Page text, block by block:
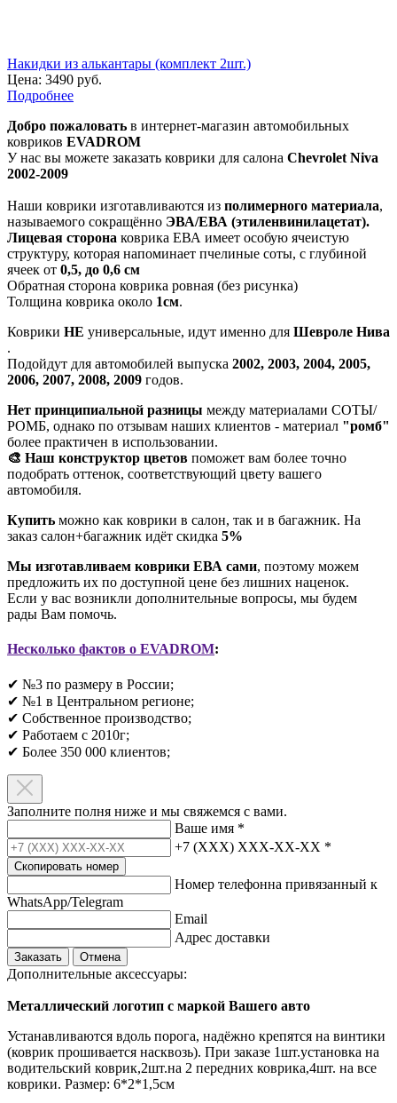
Накидки из алькантары (комплект 2шт.)
Цена: 3490 руб.
Подробнее
Добро пожаловать в интернет-магазин автомобильных
ковриков EVADROM
У нас вы можете заказать коврики для салона Chevrolet Niva
2002-2009
Наши коврики изготавливаются из полимерного материала,
называемого сокращённо ЭВА/ЕВА (этиленвинилацетат).
Лицевая сторона коврика ЕВА имеет особую ячеистую
структуру, которая напоминает пчелиные соты, с глубиной
ячеек от 0,5, до 0,6 см
Обратная сторона коврика ровная (без рисунка)
Толщина коврика около 1см.
Коврики НЕ универсальные, идут именно для Шевроле Нива
.
Подойдут для автомобилей выпуска 2002, 2003, 2004, 2005,
2006, 2007, 2008, 2009 годов.
Нет принципиальной разницы между материалами СОТЫ/
РОМБ, однако по отзывам наших клиентов - материал "ромб"
более практичен в использовании.
🎨 Наш конструктор цветов поможет вам более точно
подобрать оттенок, соответствующий цвету вашего
автомобиля.
Купить можно как коврики в салон, так и в багажник. На
заказ салон+багажник идёт скидка 5%
Мы изготавливаем коврики ЕВА сами, поэтому можем
предложить их по доступной цене без лишних наценок.
Если у вас возникли дополнительные вопросы, мы будем
рады Вам помочь.
Несколько фактов о EVADROM:
✔ №3 по размеру в России;
✔ №1 в Центральном регионе;
✔ Собственное производство;
✔ Работаем с 2010г;
✔ Более 350 000 клиентов;​
Заполните полня ниже и мы свяжемся с вами.
Ваше имя *
+7 (XXX) XXX-XX-XX *
Скопировать номер
Номер телефонна привязанный к
WhatsApp/Telegram
Email
Адрес доставки
Заказать Отмена
Дополнительные аксессуары:
Металлический логотип с маркой Вашего авто
Устанавливаются вдоль порога, надёжно крепятся на винтики
(коврик прошивается насквозь). При заказе 1шт.установка на
водительский коврик,2шт.на 2 передних коврика,4шт. на все
коврики. Размер: 6*2*1,5см